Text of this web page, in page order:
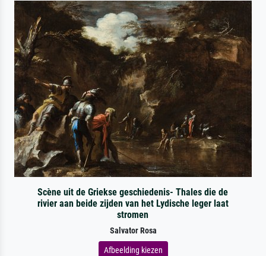
Scène uit de Griekse geschiedenis- Thales die de
rivier aan beide zijden van het Lydische leger laat
stromen
Salvator Rosa
Afbeelding kiezen